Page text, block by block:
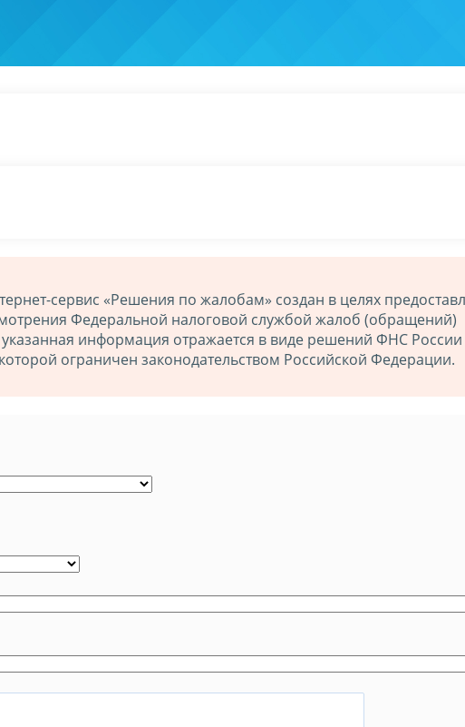
сервис «Решения по жалобам» создан в целях
Федеральной налоговой службой жалоб (обращений)
информация отражается в виде решений ФНС России
ограничен законодательством Российской Федерации.